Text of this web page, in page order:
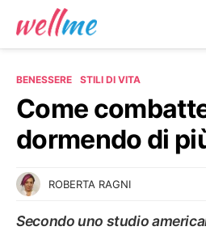
BENESSERE STILI DI VITA
Come
dormendo di
ROBERTA RAGNI
Secondo uno studio